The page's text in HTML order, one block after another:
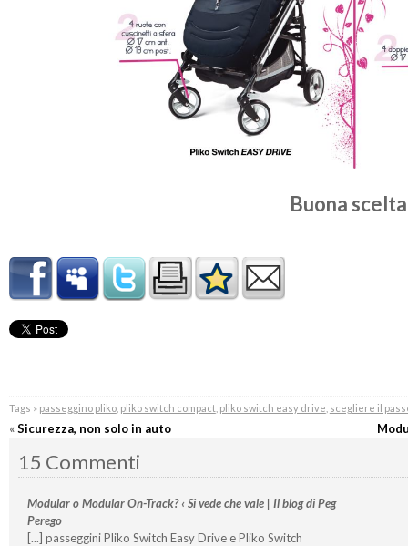
Buona
Tags » passeggino pliko, pliko switch compact, pliko switch easy drive scegliere il
«Sicurezza, non solo in auto
15 Commenti
Modular o Modular On-Track? ‹ Si vede che vale | Il blog di Peg
Perego
[...] passeggini Pliko Switch Easy Drive e Pliko Switch